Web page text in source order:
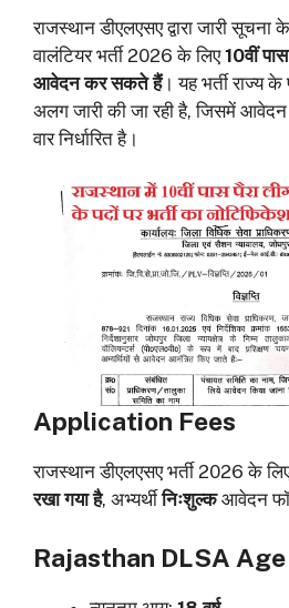
राजस्थान डीएलएसए द्वारा जारी
वालंटियर भर्ती 2026 के लिए10वीं
आवेदन कर सकते हैं। यह भर्ती राज्य
अलग जारी की जा रही है, जिसमें आवेदन
वार निर्धारित है।
Application Fees
राजस्थान डीएलएसए भर्ती 2026 के
रखा गया है, अभ्यर्थीनिःशुल्कआवेदन
Rajasthan DLSA